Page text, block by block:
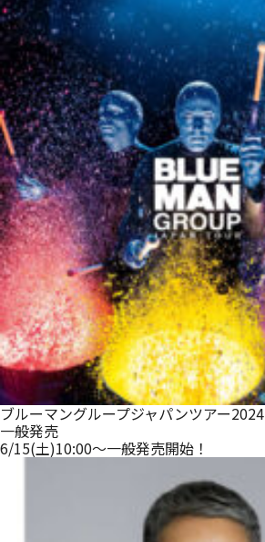
ブルーマングループジャパンツアー2024
一般発売
6/15(土)10:00～一般発売開始！